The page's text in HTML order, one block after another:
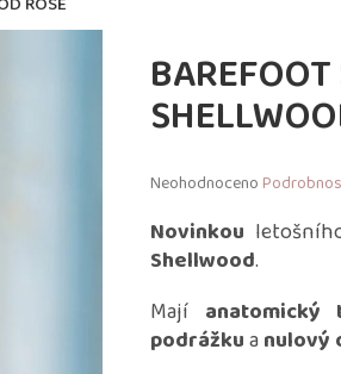
Průměrné
produktu
je
0,0
5
hvězdiček.
Neohodnoceno
Novinkou
Shellwood.
Mají anatomický
podrážkuanulový